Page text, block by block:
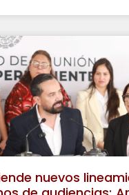
(UNAM) retome la
inicio del semestre el
privilegiando el […]
nuevos